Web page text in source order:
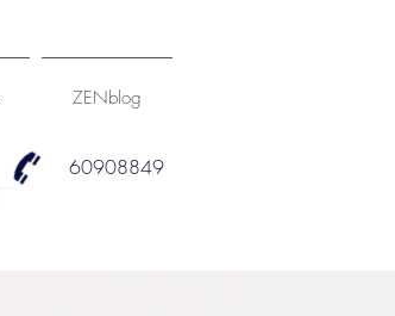
ZENblog
60908849